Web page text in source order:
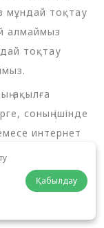
мұндай тоқтау
алмаймыз
тоқтау
ақылға
соның ішінде
интернет
форс-
өрттерге,
мен
өнім
Қабылдау